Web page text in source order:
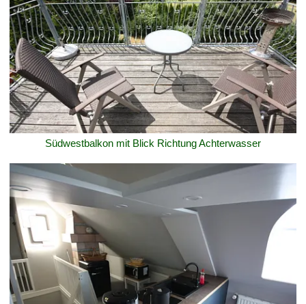
Südwestbalkon mit Blick Richtung Achterwasser